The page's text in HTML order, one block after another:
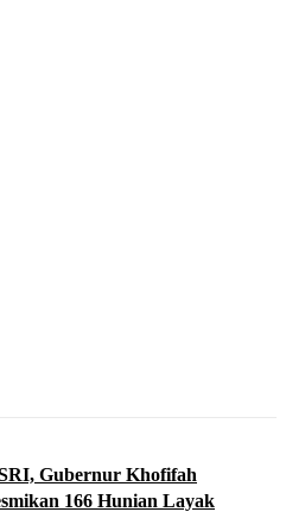
Gubernur Khofifah
166 Hunian Layak